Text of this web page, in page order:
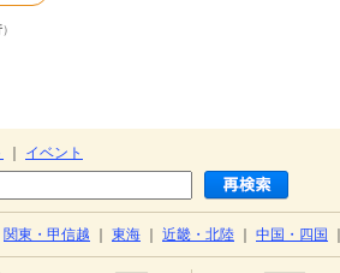
）
イベント
関東・甲信越 東海 近畿・北陸 中国・四国